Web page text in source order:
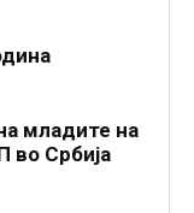
младите на
во Србија